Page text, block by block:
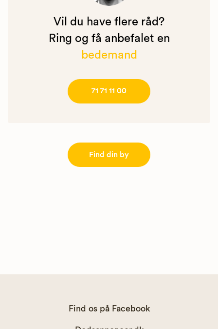
Vil du have flere råd?
Ring og få anbefalet en
bedemand
71 71 11 00
Find din by
Find os på Facebook